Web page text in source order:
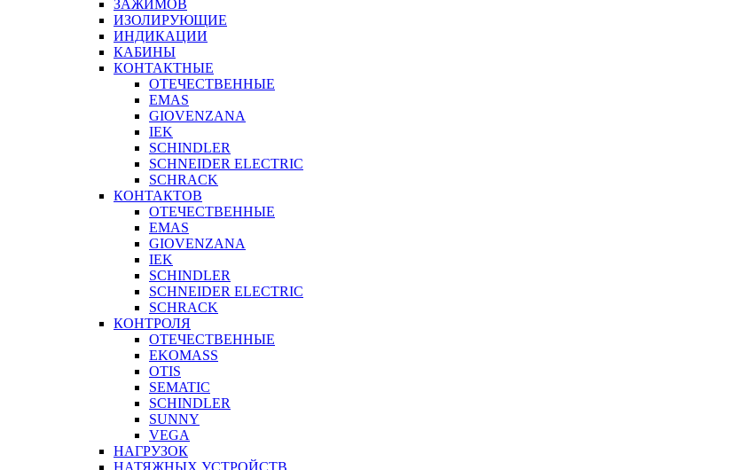
ЗАЖИМОВ
ИЗОЛИРУЮЩИЕ
ИНДИКАЦИИ
КАБИНЫ
КОНТАКТНЫЕ
ОТЕЧЕСТВЕННЫЕ
EMAS
GIOVENZANA
IEK
SCHINDLER
SCHNEIDER ELECTRIC
SCHRACK
КОНТАКТОВ
ОТЕЧЕСТВЕННЫЕ
EMAS
GIOVENZANA
IEK
SCHINDLER
SCHNEIDER ELECTRIC
SCHRACK
КОНТРОЛЯ
ОТЕЧЕСТВЕННЫЕ
EKOMASS
OTIS
SEMATIC
SCHINDLER
SUNNY
VEGA
НАГРУЗОК
НАТЯЖНЫХ УСТРОЙСТВ